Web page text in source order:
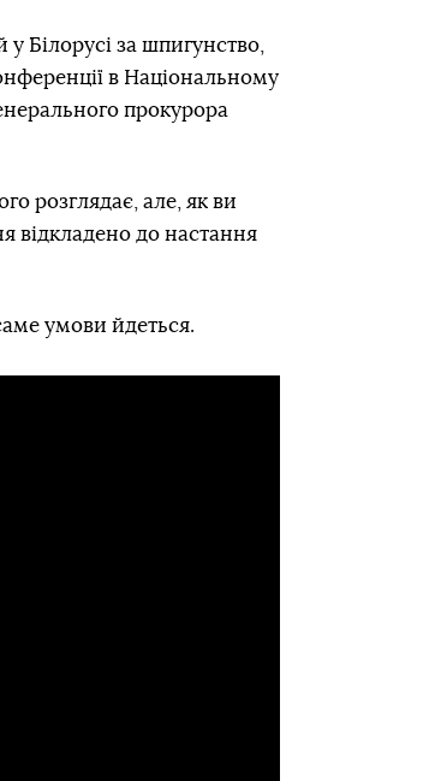
Білорусі за шпигунство,
в Національному
прокурора
розглядає, але, як ви
відкладено до настання
умови йдеться.